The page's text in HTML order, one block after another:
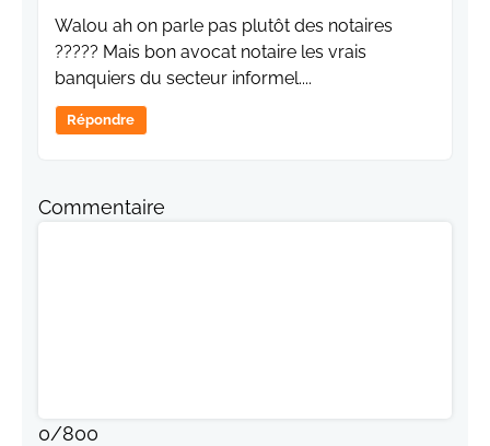
Walou ah on parle pas plutôt des notaires
????? Mais bon avocat notaire les vrais
banquiers du secteur informel....
Répondre
Commentaire
0/800